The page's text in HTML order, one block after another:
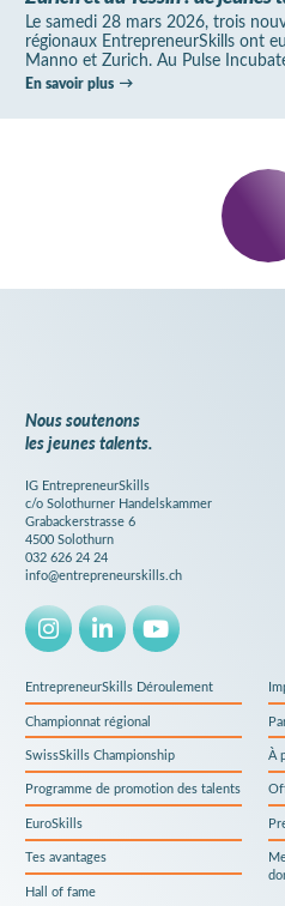
développent des idées pour
durable en ville comme à la
Le samedi 28 mars 2026, trois
régionaux EntrepreneurSkills ont
Manno et Zurich. Au Pulse
SUPSI au Suglio Business…
En savoir plus
Nous soutenons
les jeunes talents.
IG EntrepreneurSkills
c/o Solothurner Handelskammer
Grabackerstrasse 6
4500 Solothurn
032 626 24 24
info@entrepreneurskills.ch
EntrepreneurSkills Déroulement
Championnat régional
SwissSkills Championship
Programme de promotion des talents
EuroSkills
Tes avantages
Hall of fame
À